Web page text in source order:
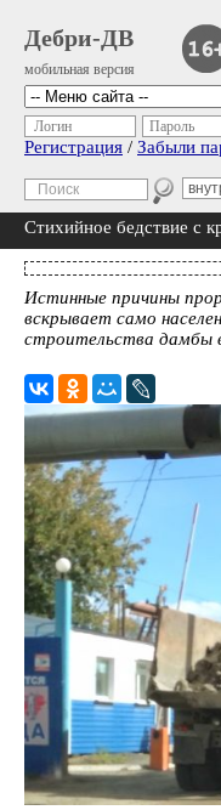
Дебри-ДВ
мобильная версия
Логин Пароль
Регистрация / Забыли
Стихийное бедствие с
Истинные причины
вскрывает само
строительства дамбы